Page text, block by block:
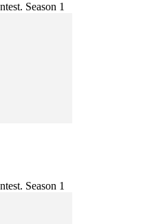
Season 1
Season 1